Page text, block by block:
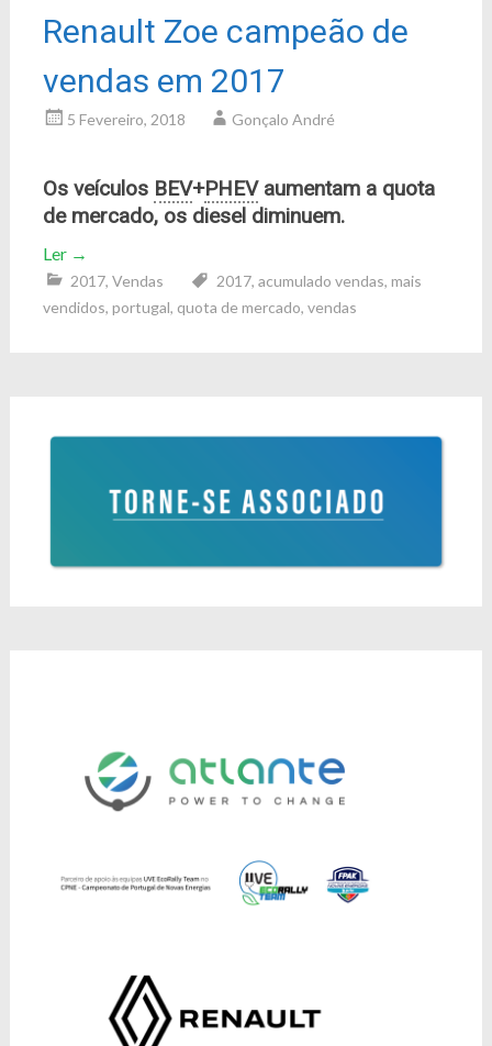
Renault Zoe campeão de
vendas em 2017
5 Fevereiro, 2018 Gonçalo André
Os veículos BEV+PHEVaumentam a quota
de mercado, os diesel diminuem.
Ler →
2017, Vendas 2017, acumulado vendas, mais
vendidos, portugal, quota de mercado, vendas